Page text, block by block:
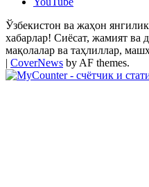
Ўзбекистон ва жаҳон
хабарлар! Сиёсат, жамият ва
мақолалар ва таҳлиллар,
| CoverNews by AF themes.